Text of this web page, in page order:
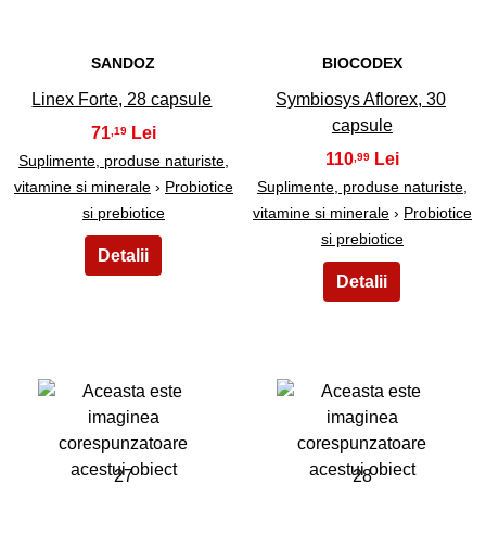
SANDOZ
Linex Forte, 28 capsule
71 ,19
Suplimente, produse naturiste,
vitamine si minerale› Probiotice
si prebiotice
BIOCODEX
Symbiosys Aflorex, 30
capsule
110,99
Suplimente, produse naturiste,
vitamine si minerale› Probiotice
si prebiotice
27 28